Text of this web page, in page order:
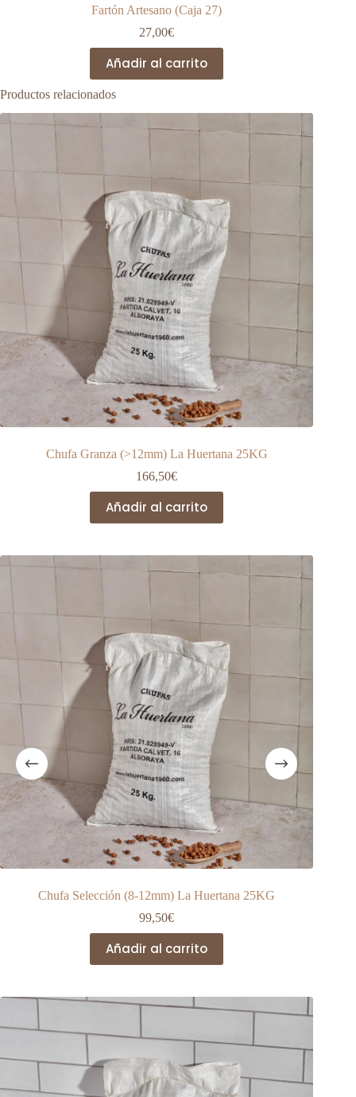
Fartón Artesano (Caja 27)
27,00€
Añadir al carrito
Productos relacionados
Chufa Granza (>12mm) La Huertana 25KG
166,50€
Añadir al carrito
Chufa Selección (8-12mm) La Huertana 25KG
99,50€
Añadir al carrito